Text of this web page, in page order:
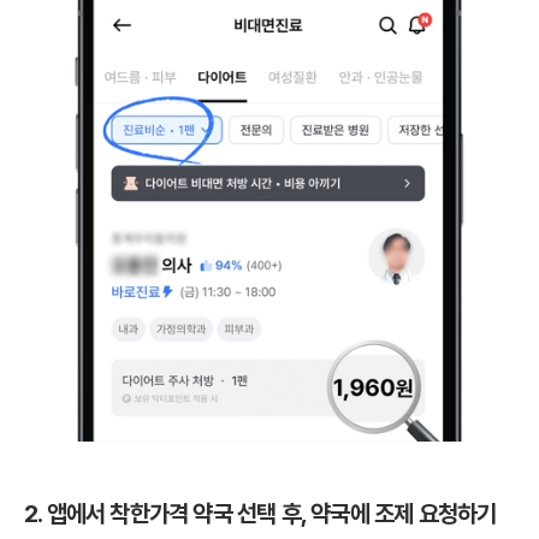
2. 앱에서 착한가격 약국 선택 후, 약국에 조제 요청하기